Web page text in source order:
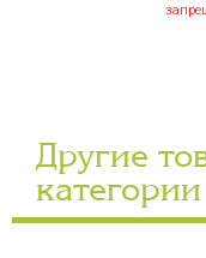
Другие
категории